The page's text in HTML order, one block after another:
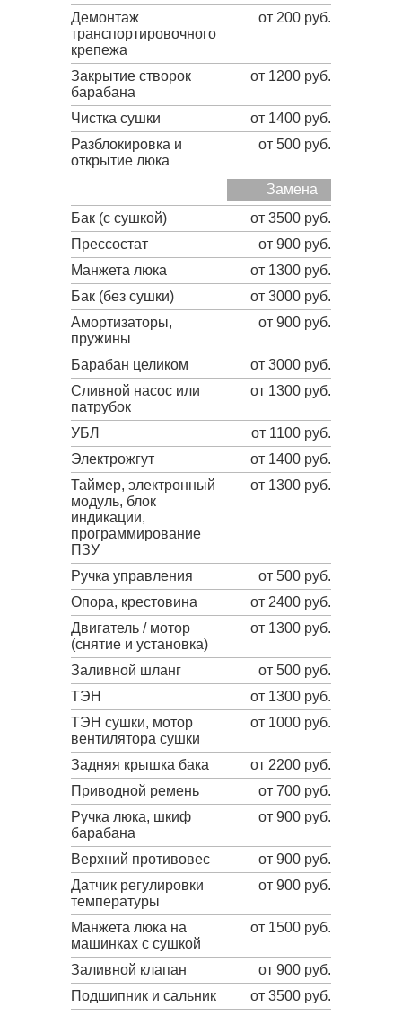
Демонтаж
транспортировочного
крепежа
от 200 руб.
Закрытие створок
барабана
от 1200 руб.
Чистка сушки
от 1400 руб.
Разблокировка и
открытие люка
от 500 руб.
Замена
Бак (с сушкой)
от 3500 руб.
Прессостат
от 900 руб.
Манжета люка
от 1300 руб.
Бак (без сушки)
от 3000 руб.
Амортизаторы,
пружины
от 900 руб.
Барабан целиком
от 3000 руб.
Сливной насос или
патрубок
от 1300 руб.
УБЛ
от 1100 руб.
Электрожгут
от 1400 руб.
Таймер, электронный
модуль, блок
индикации,
программирование
ПЗУ
от 1300 руб.
Ручка управления
от 500 руб.
Опора, крестовина
от 2400 руб.
Двигатель / мотор
(снятие и установка)
от 1300 руб.
Заливной шланг
от 500 руб.
ТЭН
от 1300 руб.
ТЭН сушки, мотор
вентилятора сушки
от 1000 руб.
Задняя крышка бака
от 2200 руб.
Приводной ремень
от 700 руб.
Ручка люка, шкиф
барабана
от 900 руб.
Верхний противовес
от 900 руб.
Датчик регулировки
температуры
от 900 руб.
Манжета люка на
машинках с сушкой
от 1500 руб.
Заливной клапан
от 900 руб.
Подшипник и сальник
от 3500 руб.